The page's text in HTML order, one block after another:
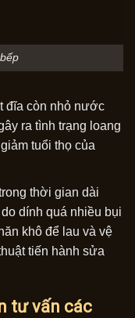
đĩa còn nhỏ nước
ra tình trạng loang
tuổi thọ của
thời gian dài
dính quá nhiều bụi
khô để lau và vệ
tiến hành sửa
tư vấn các